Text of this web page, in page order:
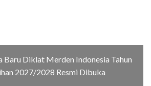
Baru Diklat Merden Indonesia Tahun
2027/2028 Resmi Dibuka